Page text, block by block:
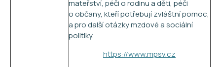
mateřství, péči o rodinu a děti, péči
o občany, kteří potřebují zvláštní pomoc,
a pro další otázky mzdové a sociální
politiky.
https://www.mpsv.cz